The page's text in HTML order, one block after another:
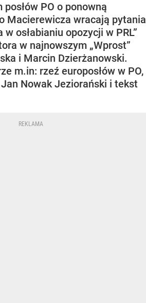
PO o ponowną
Macierewicza wracają pytania
osłabianiu opozycji w PRL”
w najnowszym „Wprost”
i Marcin Dzierżanowski.
m.in: rzeź europosłów w PO,
Nowak Jeziorański i tekst